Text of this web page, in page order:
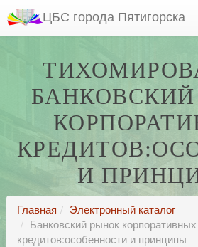
ЦБС города Пятигорска
И
Главная
Электронный каталог
Банковский рынок корпоративных
кредитов:особенности и принципы